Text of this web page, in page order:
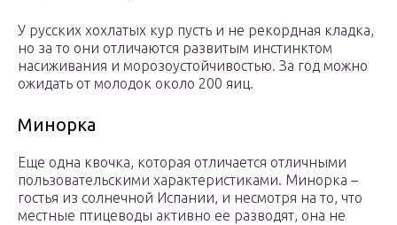
У русских хохлатых кур пусть и не рекордная кладка,
но за то они отличаются развитым инстинктом
насиживания и морозоустойчивостью. За год можно
ожидать от молодок около 200 яиц.
Минорка
Еще одна квочка, которая отличается отличными
пользовательскими характеристиками. Минорка –
гостья из солнечной Испании, и несмотря на то, что
местные птицеводы активно ее разводят, она не